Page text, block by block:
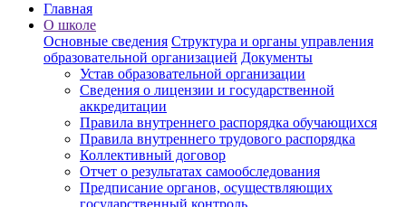
Главная
О школе
Основные сведения Структура и органы управления
образовательной организацией Документы
Устав образовательной организации
Сведения о лицензии и государственной
аккредитации
Правила внутреннего распорядка обучающихся
Правила внутреннего трудового распорядка
Коллективный договор
Отчет о результатах самообследования
Предписание органов, осуществляющих
государственный контроль